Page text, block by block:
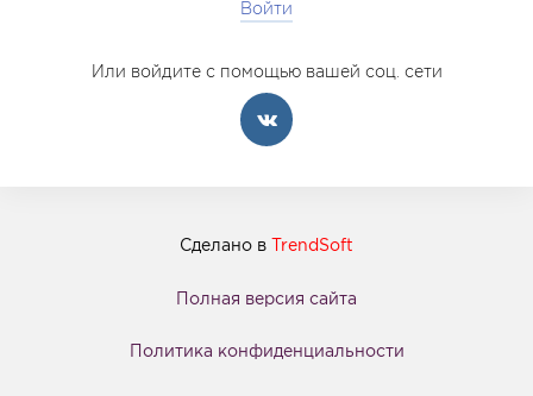
Войти
Или войдите с помощью вашей соц. сети
Сделано в TrendSoft
Полная версия сайта
Политика конфиденциальности